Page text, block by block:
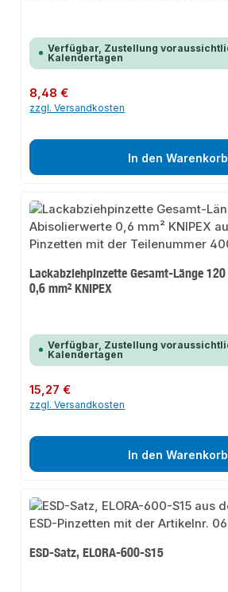
Verfügbar, Zustellung
Kalendertagen
Regulärer Preis:
8,48 €
zzgl. Versandkosten
In den Warenkorb
Lackabziehpinzette Gesamt-Länge
0,6 mm² KNIPEX
Verfügbar, Zustellung
Kalendertagen
Regulärer Preis:
15,27 €
zzgl. Versandkosten
In den Warenkorb
ESD-Satz, ELORA-600-S15